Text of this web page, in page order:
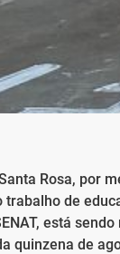
Rosa, por
de
está
quinzena de